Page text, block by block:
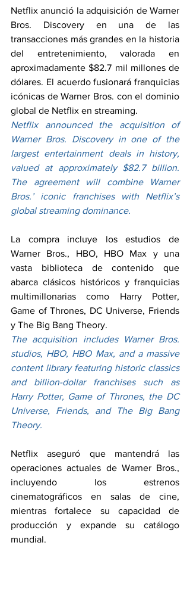
Netflix anunció la adquisición de Warner
Bros. Discovery en una de las
transacciones más grandes en la historia
del entretenimiento, valorada en
aproximadamente $82.7 mil millones de
dólares. El acuerdo fusionará franquicias
icónicas de Warner Bros. con el dominio
global de Netflix en streaming.
Netflix announced the acquisition of
Warner Bros. Discovery in one of the
largest entertainment deals in history,
valued at approximately $82.7 billion.
The agreement will combine Warner
Bros.’ iconic franchises with Netflix’s
global streaming dominance.
La compra incluye los estudios de
Warner Bros., HBO, HBO Max y una
vasta biblioteca de contenido que
abarca clásicos históricos y franquicias
multimillonarias como Harry Potter,
Game of Thrones, DC Universe, Friends
y The Big Bang Theory.
The acquisition includes Warner Bros.
studios, HBO, HBO Max, and a massive
content library featuring historic classics
and billion-dollar franchises such as
Harry Potter, Game of Thrones, the DC
Universe, Friends, and The Big Bang
Theory.
Netflix aseguró que mantendrá las
operaciones actuales de Warner Bros.,
incluyendo los estrenos
cinematográficos en salas de cine,
mientras fortalece su capacidad de
producción y expande su catálogo
mundial.